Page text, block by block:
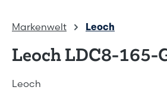
Markenwelt Leoch
Leoch LDC8-165-
Leoch